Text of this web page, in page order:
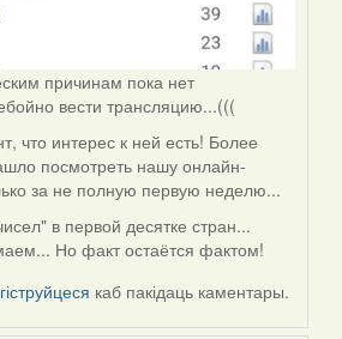
причинам пока нет
вести трансляцию...(((
что интерес к ней есть! Более
посмотреть нашу онлайн-
за не полную первую неделю...
в первой десятке стран...
Но факт остаётся фактом!
каб пакідаць каментары.